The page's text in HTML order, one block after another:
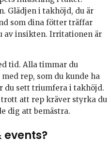
Glädjen i takhöjd, du är
som dina fötter träffar
av insikten. Irritationen är
tid. Alla timmar du
rep, som du kunde ha
du sett triumfera i takhöjd.
att rep kräver styrka du
dig att bemästra.